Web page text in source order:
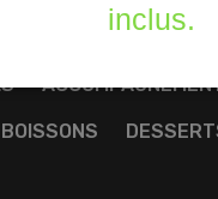
ENTRÉES
BOISSONS
inclus.